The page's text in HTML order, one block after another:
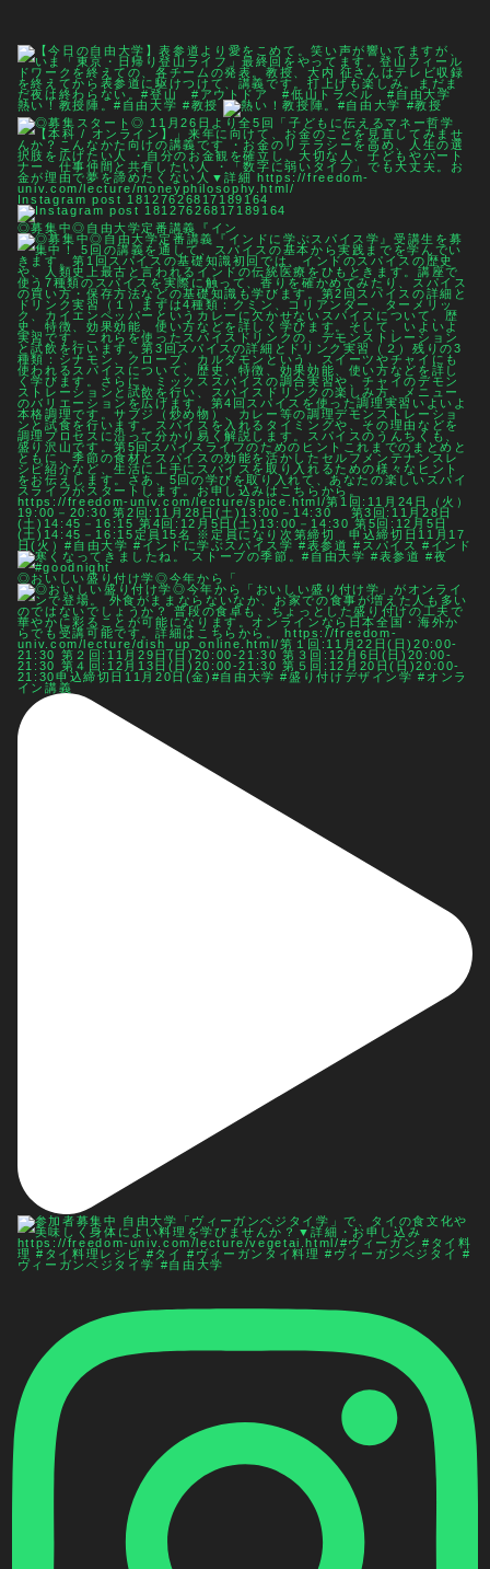
熱い！教授陣。#自由大学 #教授
Instagram post 18127626817189164
◎募集中◎自由大学定番講義『イン
◎おいしい盛り付け学◎今年から「